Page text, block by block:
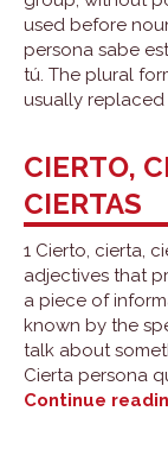
used before
persona sabe
tú. The plural
usually replaced
CIERTO,
CIERTAS
1 Cierto, cierta,
adjectives that
a piece of
known by the
talk about
Cierta persona
Continue